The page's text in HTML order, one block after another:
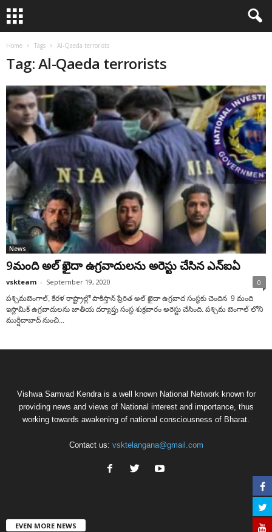
Home Tags Al-Qaeda terrorists
Tag: Al-Qaeda terrorists
News
9మంది అల్ ఖైదా ఉగ్రవాదులను అరెస్టు చేసిన ఎన్ఐఏ
vskteam - September 19, 2020 0
పశ్చిమబెంగాల్, కేరళ రాష్ట్రాల్లో పాకిస్తాన్ ప్రేరిత అల్ ఖైదా ఉగ్రవాద సంస్థకు చెందిన 9 మంది
ఇస్లామిక్ ఉగ్రవాదులను జాతీయ దర్యాప్తు సంస్థ శుక్రవారం అరెస్టు చేసింది. పశ్చిమ బెంగాల్ లోని
ముర్షీదాబాద్ నుంచి...
Vishwa Samvad Kendra is a well known National Network known for
providing news and views of National interest and importance, thus
working towards awakening of national consciousness of Bharat.
Contact us: vsktelangana@gmail.com
EVEN MORE NEWS